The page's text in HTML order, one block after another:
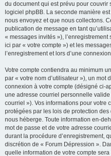
du document qui est prévu pour
logiciel phpBB. La seconde manière
nous envoyez et que nous collectons.
publication de message en tant
« messages invités »),
ici par « votre compte ») et les
l’enregistrement et lors d’une
Votre compte contiendra au minimum
par « votre nom d’utilisateur »), un mot
connexion à votre compte (désigné ci-
une adresse courriel personnelle
courriel »). Vos informations pour votre
protégées par les lois de protection
nous héberge. Toute information en-
mot de passe et de votre adresse
durant la procédure d’enregistrement,
discrétion de « Forum Dépression ».
quelle information de votre compte